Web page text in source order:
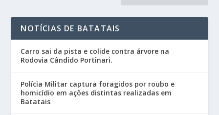
NOTÍCIAS DE BATATAIS
Carro sai da pista e colide contra árvore na
Rodovia Cândido Portinari.
Polícia Militar captura foragidos por roubo e
homicídio em ações distintas realizadas em
Batatais